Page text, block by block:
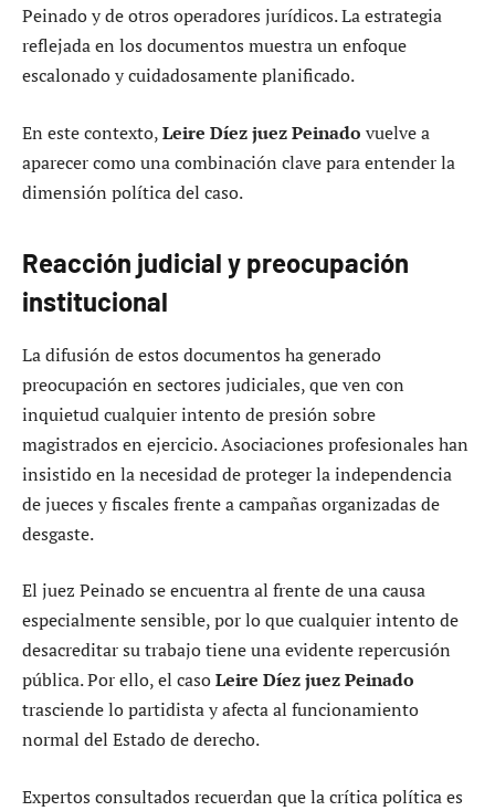
Peinado y de otros operadores jurídicos. La estrategia
reflejada en los documentos muestra un enfoque
escalonado y cuidadosamente planificado.
En este contexto,Leire Díez juez Peinado vuelve a
aparecer como una combinación clave para entender la
dimensión política del caso.
Reacción judicial y preocupación
institucional
La difusión de estos documentos ha generado
preocupación en sectores judiciales, que ven con
inquietud cualquier intento de presión sobre
magistrados en ejercicio. Asociaciones profesionales han
insistido en la necesidad de proteger la independencia
de jueces y fiscales frente a campañas organizadas de
desgaste.
El juez Peinado se encuentra al frente de una causa
especialmente sensible, por lo que cualquier intento de
desacreditar su trabajo tiene una evidente repercusión
pública. Por ello, el casoLeire Díez juez Peinado
trasciende lo partidista y afecta al funcionamiento
normal del Estado de derecho.
Expertos consultados recuerdan que la crítica política es